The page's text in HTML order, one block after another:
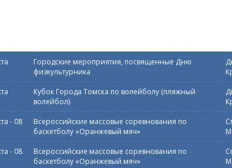
Городские мероприятия, посвященные Дню
физкультурника
Кубок Города Томска по волейболу (пляжный
волейбол)
- 08
Всероссийские массовые соревнования по
баскетболу «Оранжевый мяч»
- 08
Всероссийские массовые соревнования по
баскетболу «Оранжевый мяч»